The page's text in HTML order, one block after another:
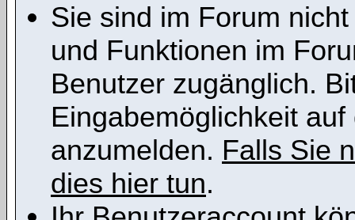
Sie sind im Forum
und Funktionen im
Benutzer zugänglich.
Eingabemöglichkeit
anzumelden. Falls Sie
dies hier tun.